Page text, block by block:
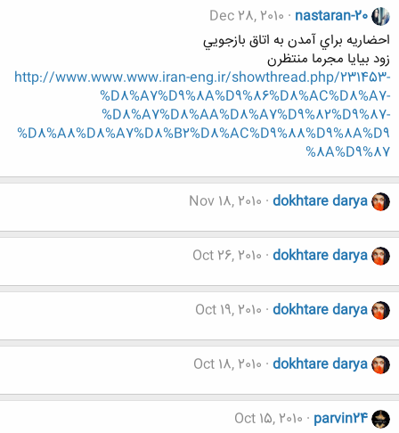
nastaran-20
Dec 28, 2010
احضاريه براي آمدن به اتاق بازجويي
زود بيايا مجرما منتظرن
http://www.www.www.iran-eng.ir/showthread.php/231453-
%D8%A7%D9%8A%D9%86%D8%AC%D8%A7-
%D8%A7%D8%AA%D8%A7%D9%82%D9%87-
%D8%A8%D8%A7%D8%B2%D8%AC%D9%88%D9%8A%D9
%8A%D9%87
dokhtare darya
Nov 18, 2010
dokhtare darya
Oct 26, 2010
dokhtare darya
Oct 19, 2010
dokhtare darya
Oct 18, 2010
parvin24
Oct 15, 2010